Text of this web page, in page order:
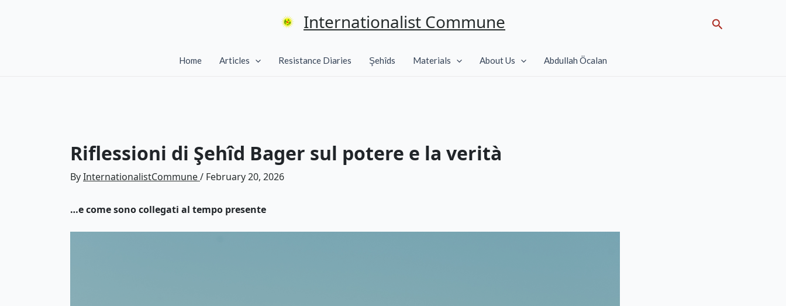
Internationalist Commune Search
Home Articles Resistance Diaries Şehîds Materials About Us Abdullah Öcalan
Riflessioni di Şehîd Bager sul potere e la verità
ByInternationalistCommune/ February 20, 2026
…e come sono collegati al tempo presente